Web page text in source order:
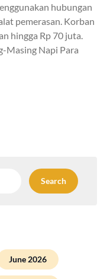
hubungan
pemerasan. Korban
hingga Rp 70 juta.
Masing Napi Para
June 2026